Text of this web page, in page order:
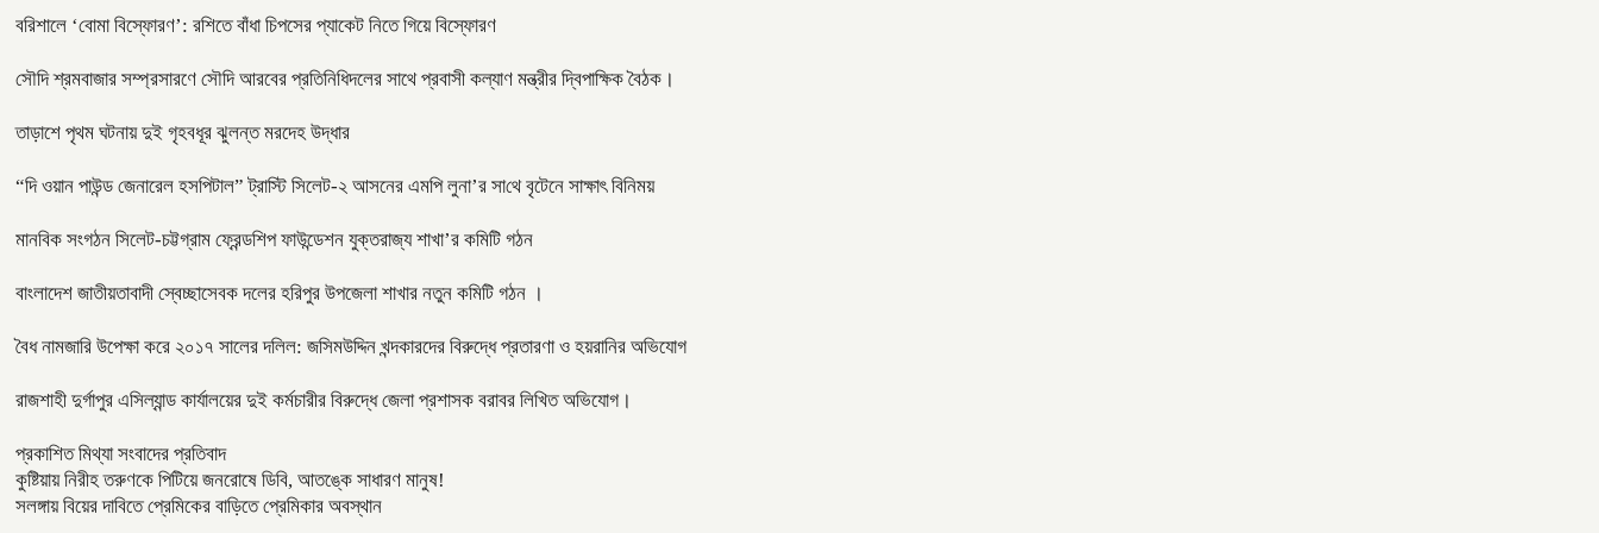
বরিশালে ‘বোমা বিস্ফোরণ’: রশিতে বাঁধা চিপসের প্যাকেট নিতে গিয়ে বিস্ফোরণ
সৌদি শ্রমবাজার সম্প্রসারণে সৌদি আরবের প্রতিনিধিদলের সাথে প্রবাসী কল্যাণ মন্ত্রীর দ্বিপাক্ষিক বৈঠক।
তাড়াশে পৃথম ঘটনায় দুই গৃহবধূর ঝুলন্ত মরদেহ উদ্ধার
“দি ওয়ান পাউন্ড জেনারেল হসপিটাল” ট্রাস্টি সিলেট-২ আসনের এমপি লুনা’র সা‌থে বৃটেনে সাক্ষাৎ বিনিময়
মানবিক সংগঠন সিলেট-চট্টগ্রাম ফ্রেন্ডশিপ ফাউন্ডেশন যুক্তরাজ্য শাখা’র কমিটি গঠন
বাংলাদেশ জাতীয়তাবাদী স্বেচ্ছাসেবক দলের হরিপুর উপজেলা শাখার নতুন কমিটি গঠন ।
বৈধ নামজারি উপেক্ষা করে ২০১৭ সালের দলিল: জসিমউদ্দিন খন্দকারদের বিরুদ্ধে প্রতারণা ও হয়রানির অভিযোগ
রাজশাহী দুর্গাপুর এসিল্যান্ড কার্যালয়ের দুই কর্মচারীর বিরুদ্ধে জেলা প্রশাসক বরাবর লিখিত অভিযোগ।
প্রকাশিত মিথ্যা সংবাদের প্রতিবাদ
কুষ্টিয়ায় নিরীহ তরুণকে পিটিয়ে জনরোষে ডিবি, আতঙ্কে সাধারণ মানুষ!
সলঙ্গায় বিয়ের দাবিতে প্রেমিকের বাড়িতে প্রেমিকার অবস্থান